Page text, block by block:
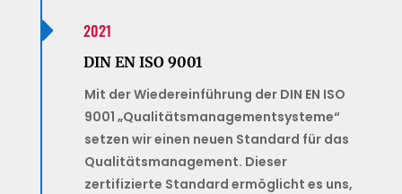
 2021
DIN EN ISO 9001
Mit der Wiedereinführung der DIN EN ISO
9001 „Qualitätsmanagementsysteme“
setzen wir einen neuen Standard für das
Qualitätsmanagement. Dieser
zertifizierte Standard ermöglicht es uns,